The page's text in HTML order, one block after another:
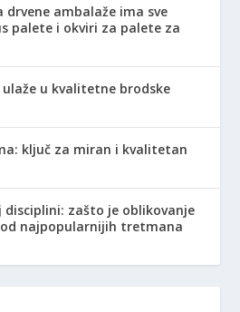
drvene ambalaže ima sve
palete i okviri za palete za
u kvalitetne brodske
ključ za miran i kvalitetan
disciplini: zašto je oblikovanje
najpopularnijih tretmana